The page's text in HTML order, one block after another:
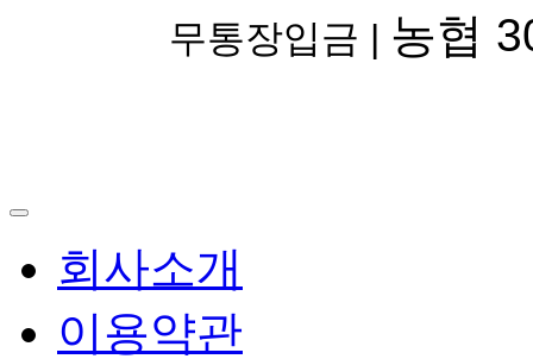
무통장입금 | 농협
회사소개
이용약관